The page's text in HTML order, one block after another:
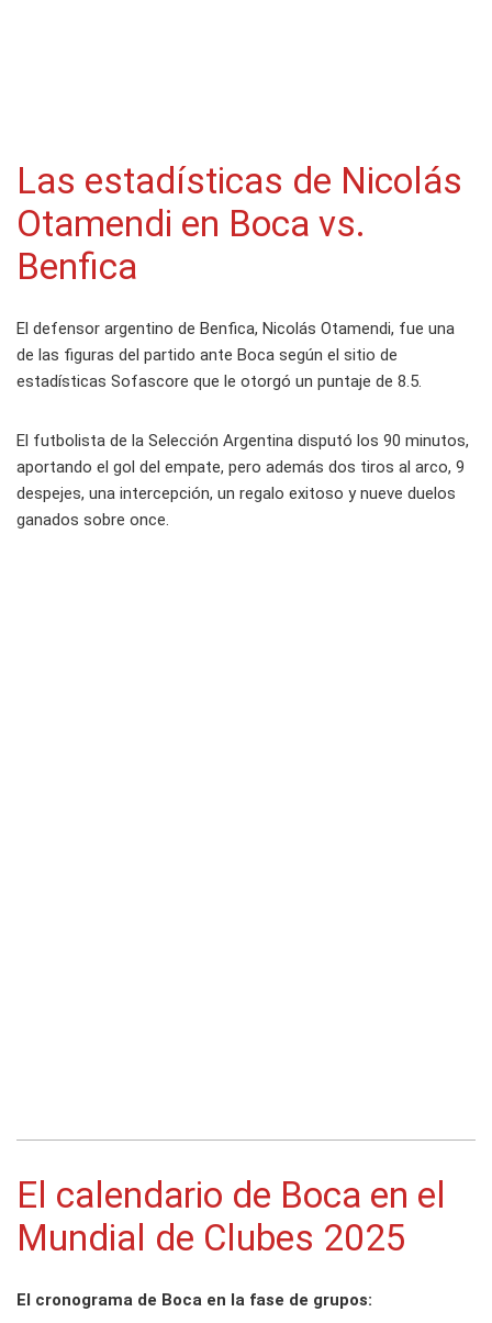
Las estadísticas de Nicolás
Otamendi en Boca vs.
Benfica
El defensor argentino de Benfica, Nicolás Otamendi, fue una
de las figuras del partido ante Boca según el sitio de
estadísticas Sofascore que le otorgó un puntaje de 8.5.
El futbolista de la Selección Argentina disputó los 90 minutos,
aportando el gol del empate, pero además dos tiros al arco, 9
despejes, una intercepción, un regalo exitoso y nueve duelos
ganados sobre once.
El calendario de Boca en el
Mundial de Clubes 2025
El cronograma de Boca en la fase de grupos: